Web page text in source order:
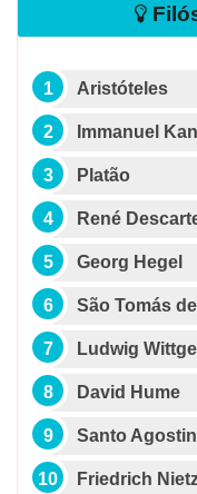
Aristóteles
Immanuel
Platão
René
Georg Hegel
São Tomás
Ludwig
David Hume
Santo
Friedrich